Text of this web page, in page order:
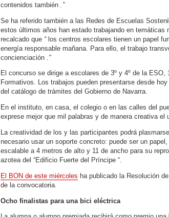
contenidos también .”
Se ha referido también a las Redes de Escuelas
estos últimos años han estado trabajando en
recalcado que “los centros escolares tienen un papel
energía responsable mañana. Para ello, el trabajo
concienciación .”
El concurso se dirige a escolares de 3º y 4º de la
Formativos. Los trabajos pueden presentarse desde
del catálogo de trámites del Gobierno de Navarra.
En el instituto, en casa, el colegio o en las calles del
exprese mejor que mil palabras y de manera creativa
La creatividad de los y las participantes podrá
necesario usar un soporte concreto: puede ser un
escalable a 4 metros de alto y 11 de ancho para su
azotea del “Edificio Fuerte del Príncipe “.
El BON de este miércoles ha publicado la Resolución
de la convocatoria.
Ocho finalistas para una bici eléctrica